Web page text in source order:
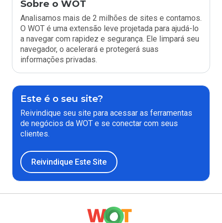
Sobre o WOT
Analisamos mais de 2 milhões de sites e contamos.
O WOT é uma extensão leve projetada para ajudá-lo
a navegar com rapidez e segurança. Ele limpará seu
navegador, o acelerará e protegerá suas
informações privadas.
Este é o seu site?
Reivindique seu site para acessar as ferramentas
de negócios da WOT e se conectar com seus
clientes.
Reivindique Este Site